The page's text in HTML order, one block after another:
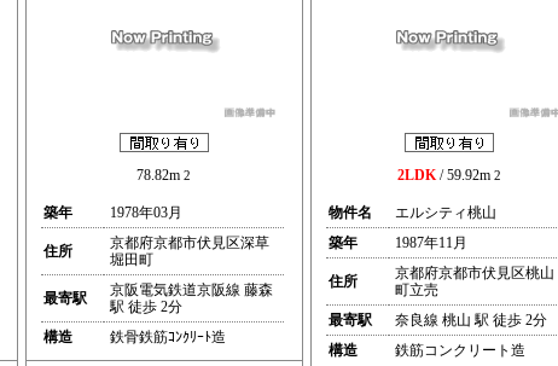
78.82m 2
築年 1978年03月
住所
京都府京都市伏見区深草
堀田町
最寄駅
京阪電気鉄道京阪線 藤森
駅 徒歩 2分
構造
鉄骨鉄筋ｺﾝｸﾘｰﾄ造
2LDK/ 59.92m 2
物件名
エルシティ桃山
築年
1987年11月
住所
京都府京都市伏見区桃山
町立売
最寄駅
奈良線 桃山 駅 徒歩 2分
構造
鉄筋コンクリート造